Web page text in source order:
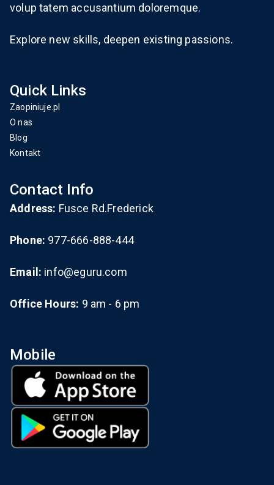
volup tatem accusantium doloremque.
Explore new skills, deepen existing passions.
Quick Links
Zaopiniuje.pl
O nas
Blog
Kontakt
Contact Info
Address: Fusce Rd.Frederick
Phone: 977-666-888-444
Email: info@eguru.com
Office Hours: 9 am - 6 pm
Mobile